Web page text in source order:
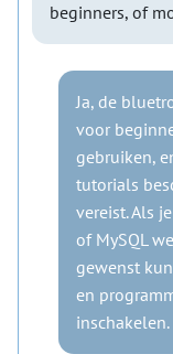
beginners, of
Ja, de
voor
gebruiken,
tutorials
vereist. Als
of MySQL
gewenst
en
inschakelen.